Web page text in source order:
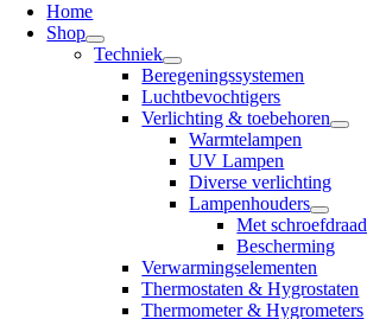
Home
Shop
Techniek
Beregeningssystemen
Luchtbevochtigers
Verlichting & toebehoren
Warmtelampen
UV Lampen
Diverse verlichting
Lampenhouders
Met schroefdraad
Bescherming
Verwarmingselementen
Thermostaten & Hygrostaten
Thermometer & Hygrometers